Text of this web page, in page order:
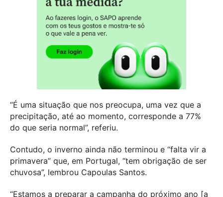
“É uma situação que nos preocupa, uma vez que a
precipitação, até ao momento, corresponde a 77%
do que seria normal”, referiu.
Contudo, o inverno ainda não terminou e “falta vir a
primavera” que, em Portugal, “tem obrigação de ser
chuvosa”, lembrou Capoulas Santos.
“Estamos a preparar a campanha do próximo ano [a